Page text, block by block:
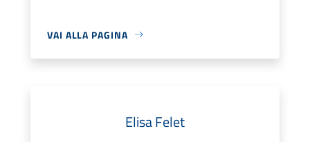
VAI ALLA PAGINA
Elisa Felet